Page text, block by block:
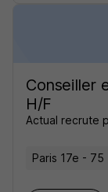
Conseiller
H/F
Actual recrute
Paris 17e - 75